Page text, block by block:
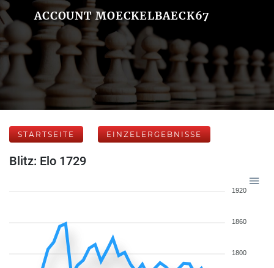
ACCOUNT MOECKELBAECK67
STARTSEITE EINZELERGEBNISSE
Blitz: Elo 1729
1920
1860
1800